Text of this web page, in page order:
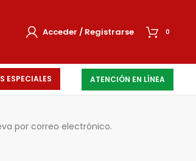
Acceder / Registrarse 0
ESPECIALES ATENCIÓN EN LÍNEA
por correo electrónico.